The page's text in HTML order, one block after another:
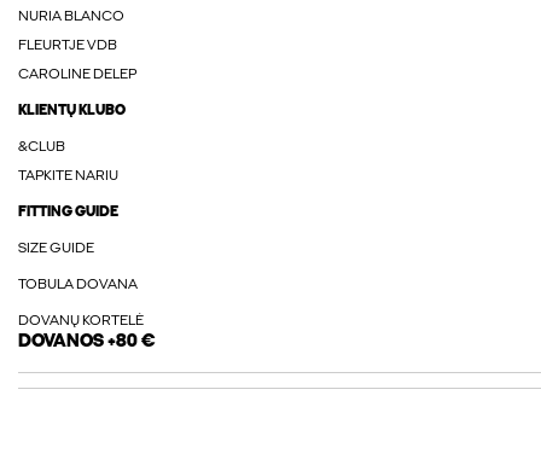
NURIA BLANCO
FLEURTJE VDB
CAROLINE DELEP
KLIENTŲ KLUBO
&CLUB
TAPKITE NARIU
FITTING GUIDE
SIZE GUIDE
TOBULA DOVANA
DOVANŲ KORTELĖ
DOVANOS +80 €